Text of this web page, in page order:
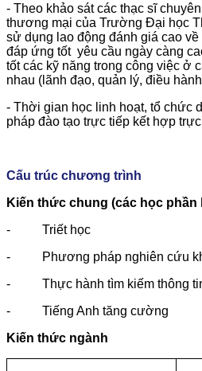
- Theo khảo sát các thạc sĩ
thương mại của Trường Đại học
sử dụng lao động đánh giá cao
đáp ứng tốt yêu cầu ngày càng
tốt các kỹ năng trong công việc ở
nhau (lãnh đạo, quản lý, điều
- Thời gian học linh hoạt, tổ chức
pháp đào tạo trực tiếp kết hợp
Cấu trúc chương trình
Kiến thức chung (các học phần
- Triết học
- Phương pháp nghiên cứu
- Thực hành tìm kiếm thông tin
- Tiếng Anh tăng cường
Kiến thức ngành